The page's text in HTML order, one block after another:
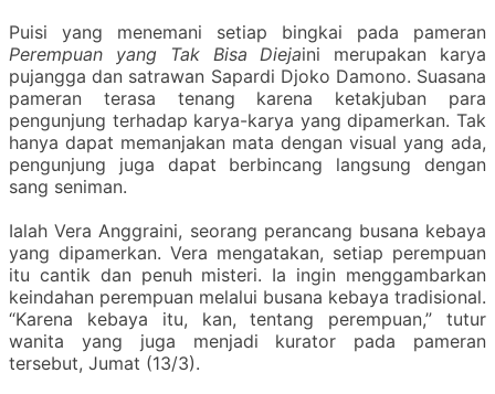
Puisi yang menemani setiap bingkai pada pameran
Perempuan yang Tak Bisa
Diejaini merupakan karya
pujangga dan satrawan Sapardi Djoko Damono. Suasana
pameran terasa tenang karena ketakjuban para
pengunjung terhadap karya-karya yang dipamerkan. Tak
hanya dapat memanjakan mata dengan visual yang ada,
pengunjung juga dapat berbincang langsung dengan
sang seniman.
Ialah Vera Anggraini, seorang perancang busana kebaya
yang dipamerkan. Vera mengatakan, setiap perempuan
itu cantik dan penuh misteri. Ia ingin menggambarkan
keindahan perempuan melalui busana kebaya tradisional.
“Karena kebaya itu, kan, tentang perempuan,” tutur
wanita yang juga menjadi kurator pada pameran
tersebut, Jumat (13/3).